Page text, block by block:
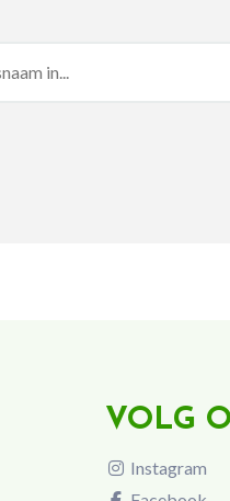
VOLG
Instagram